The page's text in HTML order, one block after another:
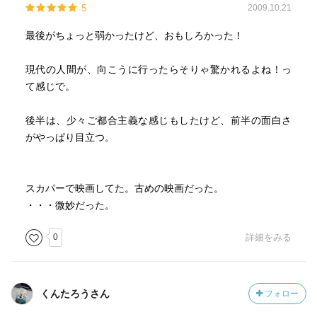
5 2009.10.21
最後がちょっと弱かったけど、おもしろかった！
現代の人間が、向こうに行ったらそりゃ驚かれるよね！っ
て感じで。
後半は、少々ご都合主義な感じもしたけど、前半の面白さ
がやっぱり目立つ。
スカパーで映画してた。古めの映画だった。
・・・微妙だった。
0 詳細をみる
くんたろうさん フォロー